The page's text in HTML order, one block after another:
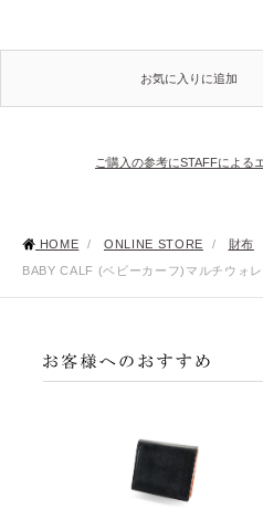
お気に入りに追加
ご購入の参考にSTAFFによる
HOME / ONLINE STORE / 財布
BABY CALF (ベビーカーフ)マルチウォレ